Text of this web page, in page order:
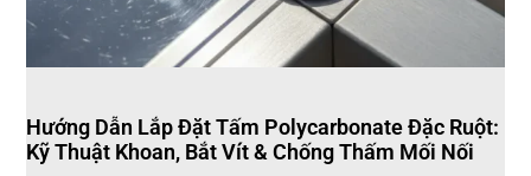
Hướng Dẫn Lắp Đặt Tấm Polycarbonate Đặc Ruột:
Kỹ Thuật Khoan, Bắt Vít & Chống Thấm Mối Nối